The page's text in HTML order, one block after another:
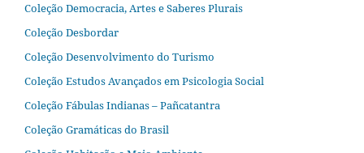
Coleção Democracia, Artes e Saberes Plurais
Coleção Desbordar
Coleção Desenvolvimento do Turismo
Coleção Estudos Avançados em Psicologia Social
Coleção Fábulas Indianas – Pañcatantra
Coleção Gramáticas do Brasil